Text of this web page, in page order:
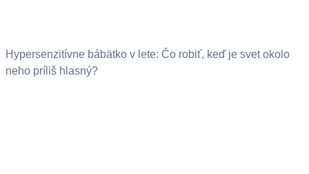
Hypersenzitívne bábätko v lete: Čo robiť, keď je svet okolo
neho príliš hlasný?